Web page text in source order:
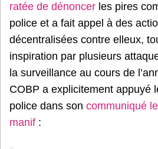
ratée de dénoncer les pires
police et a fait appel à des
décentralisées contre elleux,
inspiration par plusieurs
la surveillance au cours de
COBP a explicitement appuyé
police dans son communiqué
manif :